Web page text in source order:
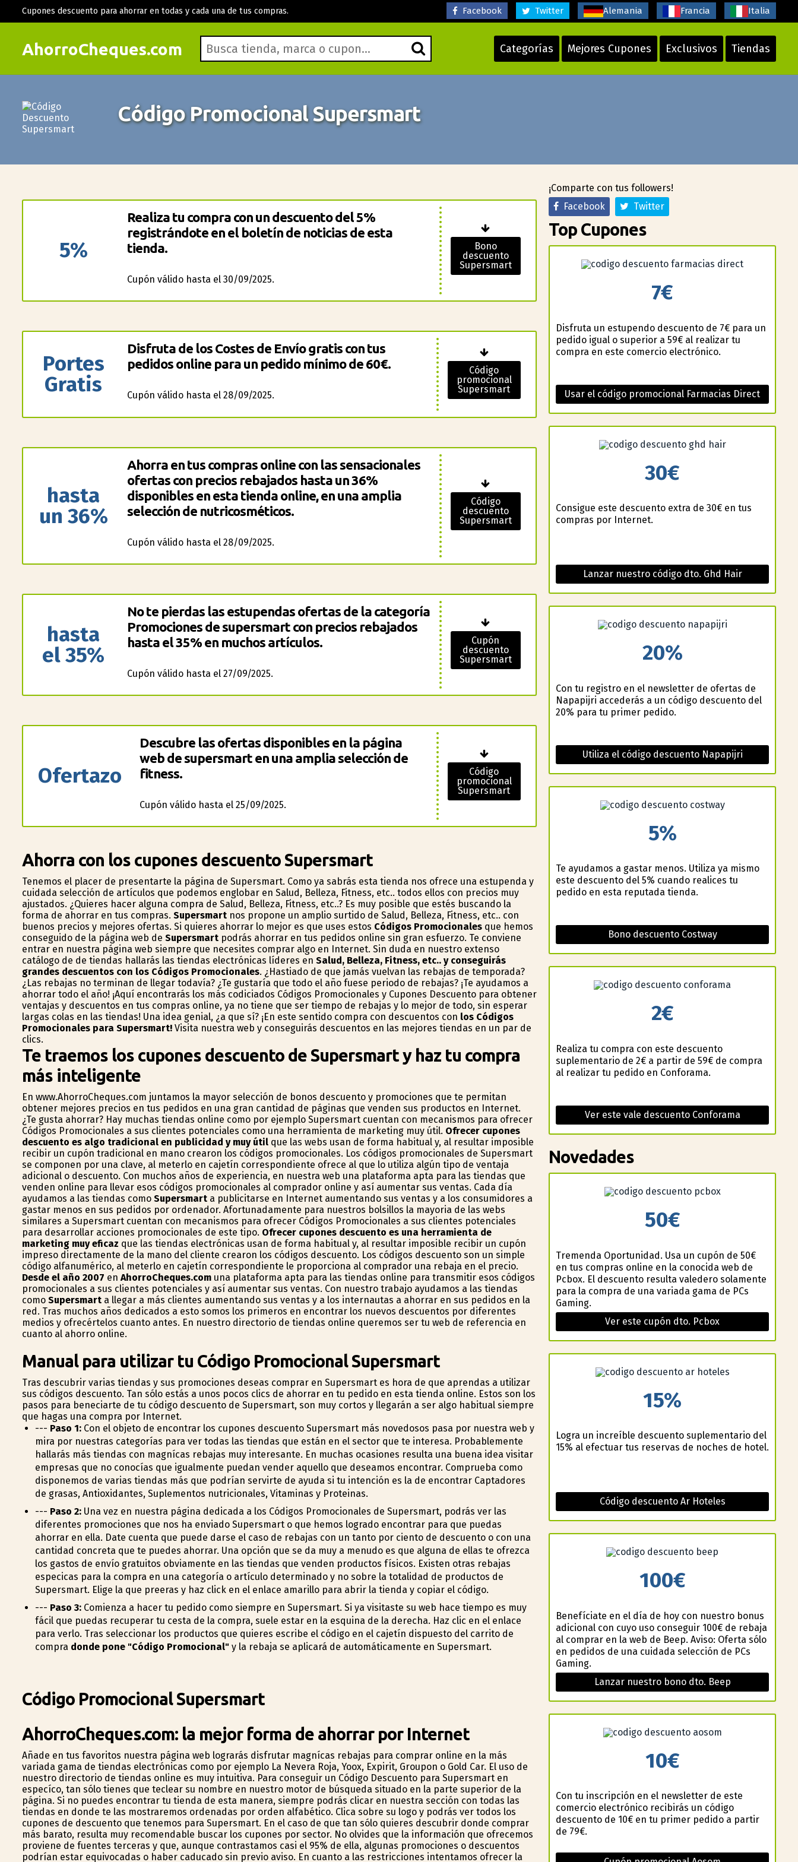
AhorroCheques.com Categorías Mejores Cupones Exclusivos Tiendas
Cupones descuento para ahorrar en todas y cada una de tus compras. Facebook Twitter Alemania Francia Italia
Código Promocional Supersmart
5%
Realiza tu compra con un descuento del 5%
registrándote en el boletín de noticias de esta
tienda.
Cupón válido hasta el 30/09/2025.
Bono
descuento
Supersmart
Portes
Gratis
Disfruta de los Costes de Envío gratis con tus
pedidos online para un pedido mínimo de 60€.
Cupón válido hasta el 28/09/2025.
Código
promocional
Supersmart
hasta
un 36%
Ahorra en tus compras online con las sensacionales
ofertas con precios rebajados hasta un 36%
disponibles en esta tienda online, en una amplia
selección de nutricosméticos.
Cupón válido hasta el 28/09/2025.
Código
descuento
Supersmart
hasta
el 35%
No te pierdas las estupendas ofertas de la categoría
Promociones de supersmart con precios rebajados
hasta el 35% en muchos artículos.
Cupón válido hasta el 27/09/2025.
Cupón
descuento
Supersmart
Ofertazo
Descubre las ofertas disponibles en la página
web de supersmart en una amplia selección de
fitness.
Cupón válido hasta el 25/09/2025.
Código
promocional
Supersmart
Ahorra con los cupones descuento Supersmart
Tenemos el placer de presentarte la página de Supersmart. Como ya sabrás esta tienda nos ofrece una estupenda y
cuidada selección de artículos que podemos englobar en Salud, Belleza, Fitness, etc.. todos ellos con precios muy
ajustados. ¿Quieres hacer alguna compra de Salud, Belleza, Fitness, etc..? Es muy posible que estés buscando la
forma de ahorrar en tus compras. Supersmartnos propone un amplio surtido de Salud, Belleza, Fitness, etc.. con
buenos precios y mejores ofertas. Si quieres ahorrar lo mejor es que uses estos Códigos Promocionalesque hemos
conseguido de la página web de Supersmartpodrás ahorrar en tus pedidos online sin gran esfuerzo. Te conviene
entrar en nuestra página web siempre que necesites comprar algo en Internet. Sin duda en nuestro extenso
catálogo de de tiendas hallarás las tiendas electrónicas líderes en Salud, Belleza, Fitness, etc.. y conseguirás
grandes descuentos con los Códigos Promocionales. ¿Hastiado de que jamás vuelvan las rebajas de temporada?
¿Las rebajas no terminan de llegar todavía? ¿Te gustaría que todo el año fuese periodo de rebajas? ¡Te ayudamos a
ahorrar todo el año! ¡Aquí encontrarás los más codiciados Códigos Promocionales y Cupones Descuento para obtener
ventajas y descuentos en tus compras online, ya no tiene que ser tiempo de rebajas y lo mejor de todo, sin esperar
largas colas en las tiendas! Una idea genial, ¿a que sí? ¡En este sentido compra con descuentos con los Códigos
Promocionales para Supersmart!Visita nuestra web y conseguirás descuentos en las mejores tiendas en un par de
clics.
Te traemos los cupones descuento de Supersmart y haz tu compra
más inteligente
En www.AhorroCheques.com juntamos la mayor selección de bonos descuento y promociones que te permitan
obtener mejores precios en tus pedidos en una gran cantidad de páginas que venden sus productos en Internet.
¿Te gusta ahorrar? Hay muchas tiendas online como por ejemplo Supersmart cuentan con mecanismos para ofrecer
Códigos Promocionales a sus clientes potenciales como una herramienta de marketing muy útil. Ofrecer cupones
descuento es algo tradicional en publicidad y muy útilque las webs usan de forma habitual y, al resultar imposible
recibir un cupón tradicional en mano crearon los códigos promocionales. Los códigos promocionales de Supersmart
se componen por una clave, al meterlo en cajetín correspondiente ofrece al que lo utiliza algún tipo de ventaja
adicional o descuento. Con muchos años de experiencia, en nuestra web una plataforma apta para las tiendas que
venden online para llevar esos códigos promocionales al comprador online y así aumentar sus ventas. Cada día
ayudamos a las tiendas como Supersmarta publicitarse en Internet aumentando sus ventas y a los consumidores a
gastar menos en sus pedidos por ordenador. Afortunadamente para nuestros bolsillos la mayoria de las webs
similares a Supersmart cuentan con mecanismos para ofrecer Códigos Promocionales a sus clientes potenciales
para desarrollar acciones promocionales de este tipo. Ofrecer cupones descuento es una herramienta de
marketing muy eficaz que las tiendas electrónicas usan de forma habitual y, al resultar imposible recibir un cupón
impreso directamente de la mano del cliente crearon los códigos descuento. Los códigos descuento son un simple
código alfanumérico, al meterlo en cajetín correspondiente le proporciona al comprador una rebaja en el precio.
Desde el año 2007 en AhorroCheques.comuna plataforma apta para las tiendas online para transmitir esos códigos
promocionales a sus clientes potenciales y así aumentar sus ventas. Con nuestro trabajo ayudamos a las tiendas
como Supersmarta llegar a más clientes aumentando sus ventas y a los internautas a ahorrar en sus pedidos en la
red. Tras muchos años dedicados a esto somos los primeros en encontrar los nuevos descuentos por diferentes
medios y ofrecértelos cuanto antes. En nuestro directorio de tiendas online queremos ser tu web de referencia en
cuanto al ahorro online.
Manual para utilizar tu Código Promocional Supersmart
Tras descubrir varias tiendas y sus promociones deseas comprar en Supersmart es hora de que aprendas a utilizar
sus códigos descuento. Tan sólo estás a unos pocos clics de ahorrar en tu pedido en esta tienda online. Estos son los
pasos para beneficiarte de tu código descuento de Supersmart, son muy cortos y llegarán a ser algo habitual siempre
que hagas una compra por Internet.
--- Paso 1:Con el objeto de encontrar los cupones descuento Supersmart más novedosos pasa por nuestra web y
mira por nuestras categorías para ver todas las tiendas que están en el sector que te interesa. Probablemente
hallarás más tiendas con magníficas rebajas muy interesante. En muchas ocasiones resulta una buena idea visitar
empresas que no conocías que igualmente puedan vender aquello que deseamos encontrar. Comprueba como
disponemos de varias tiendas más que podrían servirte de ayuda si tu intención es la de encontrar Captadores
de grasas, Antioxidantes, Suplementos nutricionales, Vitaminas y Proteinas.
--- Paso 2:Una vez en nuestra página dedicada a los Códigos Promocionales de Supersmart, podrás ver las
diferentes promociones que nos ha enviado Supersmart o que hemos logrado encontrar para que puedas
ahorrar en ella. Date cuenta que puede darse el caso de rebajas con un tanto por ciento de descuento o con una
cantidad concreta que te puedes ahorrar. Una opción que se da muy a menudo es que alguna de ellas te ofrezca
los gastos de envío gratuitos obviamente en las tiendas que venden productos físicos. Existen otras rebajas
especificas para la compra en una categoría o artículo determinado y no sobre la totalidad de productos de
Supersmart. Elige la que prefieras y haz click en el enlace amarillo para abrir la tienda y copiar el código.
--- Paso 3:Comienza a hacer tu pedido como siempre en Supersmart. Si ya visitaste su web hace tiempo es muy
fácil que puedas recuperar tu cesta de la compra, suele estar en la esquina de la derecha. Haz clic en el enlace
para verlo. Tras seleccionar los productos que quieres escribe el código en el cajetín dispuesto del carrito de
compra donde pone "Código Promocional"y la rebaja se aplicará de automáticamente en Supersmart.
Código Promocional Supersmart
AhorroCheques.com: la mejor forma de ahorrar por Internet
Añade en tus favoritos nuestra página web lograrás disfrutar magníficas rebajas para comprar online en la más
variada gama de tiendas electrónicas como por ejemplo La Nevera Roja, Yoox, Expirit, Groupon o Gold Car. El uso de
nuestro directorio de tiendas online es muy intuitiva. Para conseguir un Código Descuento para Supersmart en
específico, tan sólo tienes que teclear su nombre en nuestro motor de búsqueda situado en la parte superior de la
página. Si no puedes encontrar tu tienda de esta manera, siempre podrás clicar en nuestra sección con todas las
tiendas en donde te las mostraremos ordenadas por orden alfabético. Clica sobre su logo y podrás ver todos los
cupones de descuento que tenemos para Supersmart. En el caso de que tan sólo quieres descubrir donde comprar
más barato, resulta muy recomendable buscar los cupones por sector. No olvides que la información que ofrecemos
proviene de fuentes terceras y que, aunque contrastamos casi el 95% de ella, algunas promociones o descuentos
podrían estar equivocadas o haber caducado sin previo aviso. En cuanto a las restricciones intentamos ofrecer la
¡Comparte con tus followers!
Facebook
Twitter
Top Cupones
7€
Disfruta un estupendo descuento de 7€ para un
pedido igual o superior a 59€ al realizar tu
compra en este comercio electrónico.
Usar el código promocional Farmacias Direct
30€
Consigue este descuento extra de 30€ en tus
compras por Internet.
Lanzar nuestro código dto. Ghd Hair
20%
Con tu registro en el newsletter de ofertas de
Napapijri accederás a un código descuento del
20% para tu primer pedido.
Utiliza el código descuento Napapijri
5%
Te ayudamos a gastar menos. Utiliza ya mismo
este descuento del 5% cuando realices tu
pedido en esta reputada tienda.
Bono descuento Costway
2€
Realiza tu compra con este descuento
suplementario de 2€ a partir de 59€ de compra
al realizar tu pedido en Conforama.
Ver este vale descuento Conforama
Novedades
50€
Tremenda Oportunidad. Usa un cupón de 50€
en tus compras online en la conocida web de
Pcbox. El descuento resulta valedero solamente
para la compra de una variada gama de PCs
Gaming.
Ver este cupón dto. Pcbox
15%
Logra un increíble descuento suplementario del
15% al efectuar tus reservas de noches de hotel.
Código descuento Ar Hoteles
100€
Benefíciate en el día de hoy con nuestro bonus
adicional con cuyo uso conseguir 100€ de rebaja
al comprar en la web de Beep. Aviso: Oferta sólo
en pedidos de una cuidada selección de PCs
Gaming.
Lanzar nuestro bono dto. Beep
10€
Con tu inscripción en el newsletter de este
comercio electrónico recibirás un código
descuento de 10€ en tu primer pedido a partir
de 79€.